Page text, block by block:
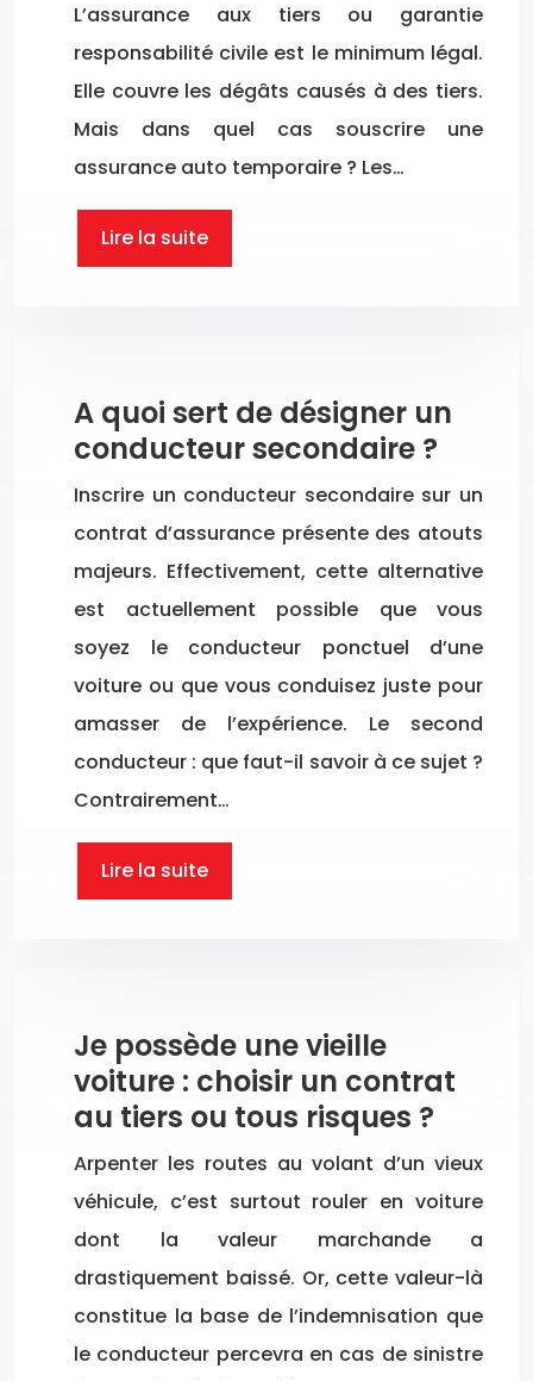
L’assurance aux tiers ou garantie
responsabilité civile est le minimum légal.
Elle couvre les dégâts causés à des tiers.
Mais dans quel cas souscrire une
assurance auto temporaire ? Les…
Lire la suite
A quoi sert de désigner un
conducteur secondaire ?
Inscrire un conducteur secondaire sur un
contrat d’assurance présente des atouts
majeurs. Effectivement, cette alternative
est actuellement possible que vous
soyez le conducteur ponctuel d’une
voiture ou que vous conduisez juste pour
amasser de l’expérience. Le second
conducteur : que faut-il savoir à ce sujet ?
Contrairement…
Lire la suite
Je possède une vieille
voiture : choisir un contrat
au tiers ou tous risques ?
Arpenter les routes au volant d’un vieux
véhicule, c’est surtout rouler en voiture
dont la valeur marchande a
drastiquement baissé. Or, cette valeur-là
constitue la base de l’indemnisation que
le conducteur percevra en cas de sinistre